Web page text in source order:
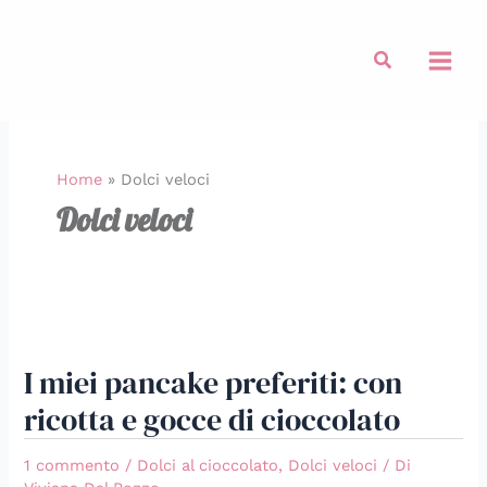
Cerca
Home» Dolci veloci
Dolci veloci
I miei pancake preferiti: con
ricotta e gocce di cioccolato
1 commento / Dolci al cioccolato, Dolci veloci / Di
pancake
preferiti:
con
ricotta